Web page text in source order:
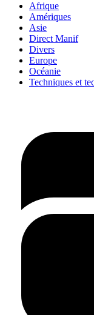
Afrique
Amériques
Asie
Direct Manif
Divers
Europe
Océanie
Techniques et